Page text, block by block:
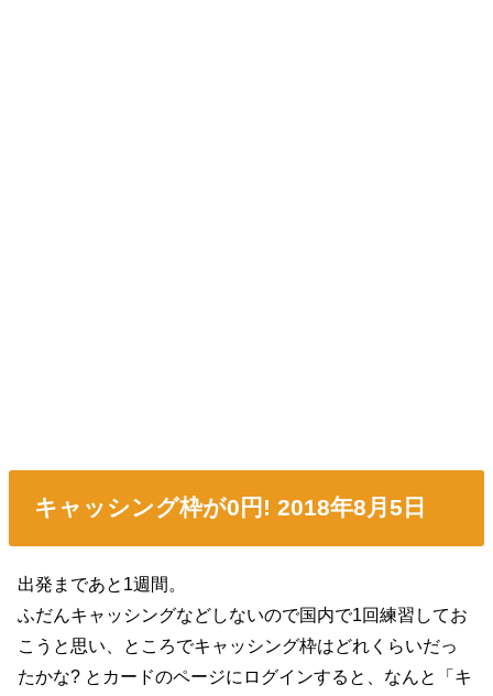
キャッシング枠が0円! 2018年8月5日
出発まであと1週間。
ふだんキャッシングなどしないので国内で1回練習してお
こうと思い、ところでキャッシング枠はどれくらいだっ
たかな? とカードのページにログインすると、なんと「キ